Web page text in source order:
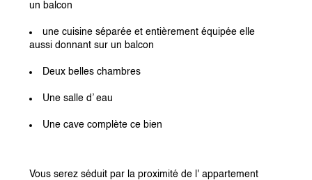
un balcon
une cuisine séparée et entièrement équipée elle
aussi donnant sur un balcon
Deux belles chambres
Une salle d’ eau
Une cave complète ce bien
Vous serez séduit par la proximité de l' appartement